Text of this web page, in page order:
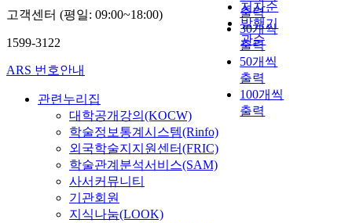
저자순
발행기
관순
출력
30개씩
출력
50개씩
출력
100개씩
출력
고객센터 (평일: 09:00~18:00)
1599-3122
ARS 번호안내
관련누리집
대학공개강의(KOCW)
학술정보통계시스템(Rinfo)
외국학술지지원센터(FRIC)
학술관계분석서비스(SAM)
사서커뮤니티
기관회원
지식나눔(LOOK)